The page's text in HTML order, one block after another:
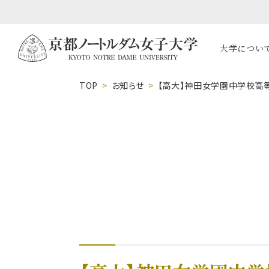
大学につい
TOP お知らせ 【高大】神田女学園中学校